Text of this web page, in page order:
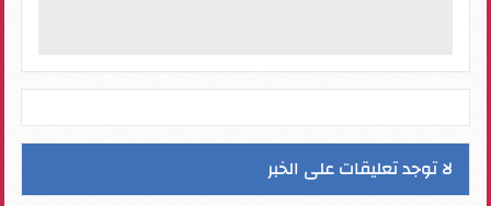
لا توجد تعليقات على الخبر